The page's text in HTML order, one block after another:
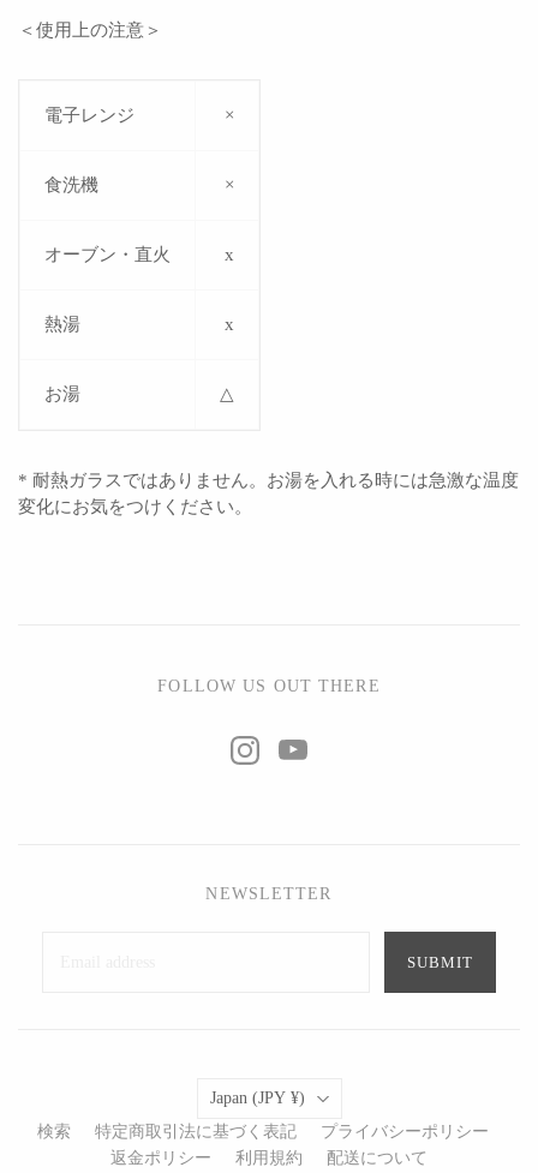
＜使用上の注意＞
電子レンジ ×
食洗機 ×
オーブン・直火 x
熱湯 x
お湯 △
* 耐熱ガラスではありません。お湯を入れる時には急激な温度
変化にお気をつけください。
FOLLOW US OUT THERE
NEWSLETTER
SUBMIT
Country
Japan
(JPY ¥)
検索
特定商取引法に基づく表記
プライバシーポリシー
返金ポリシー
利用規約 配送について